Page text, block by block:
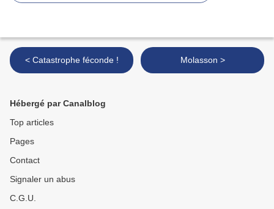
< Catastrophe féconde ! Molasson >
Hébergé par Canalblog
Top articles
Pages
Contact
Signaler un abus
C.G.U.